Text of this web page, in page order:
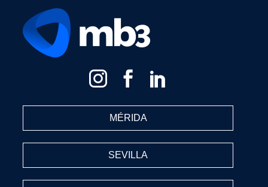
MÉRIDA
SEVILLA